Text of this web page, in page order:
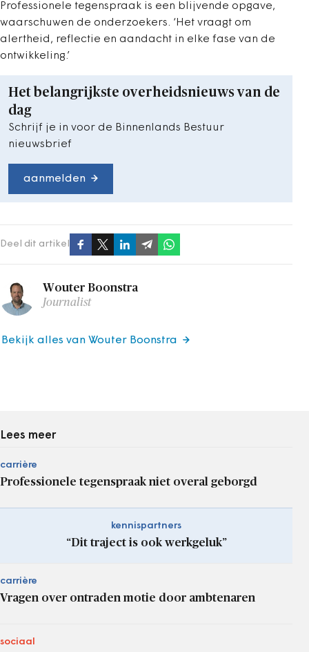
Professionele tegenspraak is een blijvende opgave,
waarschuwen de onderzoekers. ‘Het vraagt om
alertheid, reflectie en aandacht in elke fase van de
ontwikkeling.’
Het belangrijkste overheidsnieuws van de
dag
Schrijf je in voor de Binnenlands Bestuur
nieuwsbrief
aanmelden
Deel dit artikel
Wouter Boonstra
Journalist
Bekijk alles van Wouter Boonstra
Lees meer
carrière
Professionele tegenspraak niet overal geborgd
kennispartners
“Dit traject is ook werkgeluk”
carrière
Vragen over ontraden motie door ambtenaren
sociaal